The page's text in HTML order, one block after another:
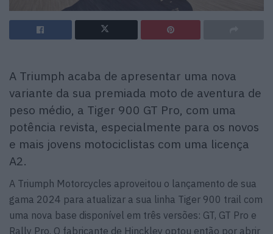
A Triumph acaba de apresentar uma nova
variante da sua premiada moto de aventura de
peso médio, a Tiger 900 GT Pro, com uma
potência revista, especialmente para os novos
e mais jovens motociclistas com uma licença
A2.
A Triumph Motorcycles aproveitou o lançamento de sua
gama 2024 para atualizar a sua linha Tiger 900 trail com
uma nova base disponível em três versões: GT, GT Pro e
Rally Pro. O fabricante de Hinckley optou então por abrir